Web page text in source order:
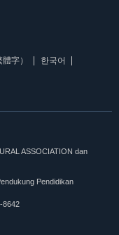
字）
한국어
ASSOCIATION dan
Pendidikan
8642